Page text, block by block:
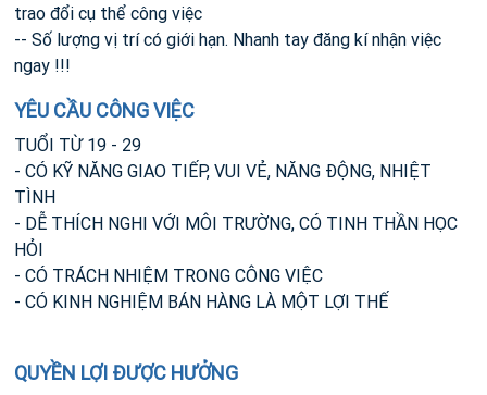
trao đổi cụ thể công việc
-- Số lượng vị trí có giới hạn. Nhanh tay đăng kí nhận việc
ngay !!!
YÊU CẦU CÔNG VIỆC
TUỔI TỪ 19 - 29
- CÓ KỸ NĂNG GIAO TIẾP, VUI VẺ, NĂNG ĐỘNG, NHIỆT
TÌNH
- DỄ THÍCH NGHI VỚI MÔI TRƯỜNG, CÓ TINH THẦN HỌC
HỎI
- CÓ TRÁCH NHIỆM TRONG CÔNG VIỆC
- CÓ KINH NGHIỆM BÁN HÀNG LÀ MỘT LỢI THẾ
QUYỀN LỢI ĐƯỢC HƯỞNG